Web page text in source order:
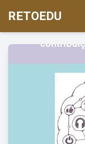
RETOEDU